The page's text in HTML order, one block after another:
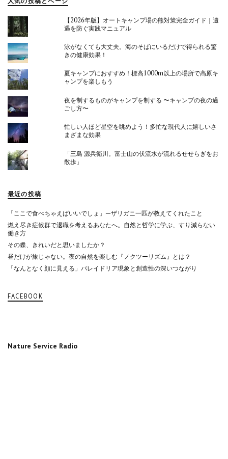
【2026年版】オートキャンプ場の熊対策完全ガイド｜遭
遇を防ぐ実践マニュアル
泳がなくても大丈夫。海のそばにいるだけで得られる驚
きの健康効果！
夏キャンプにおすすめ！標高1000m以上の場所で高原キ
ャンプを楽しもう
夜を制するものがキャンプを制する 〜キャンプの夜の過
ごし方〜
忙しい人ほど星空を眺めよう！多忙な現代人に嬉しいさ
まざまな効果
「三島 源兵衛川。富士山の伏流水が流れるせせらぎをお
散歩」
最近の投稿
「ここで食べちゃえばいいでしょ」—ザリガニ一匹が教えてくれたこと
燃え尽き症候群で退職を考えるあなたへ。自然と哲学に学ぶ、すり減らない
働き方
その蝶、きれいだと思いましたか？
昼だけが旅じゃない。夜の自然を楽しむ『ノクツーリズム』とは？
「なんとなく顔に見える」パレイドリア現象と創造性の深いつながり
FACEBOOK
Nature Service Radio